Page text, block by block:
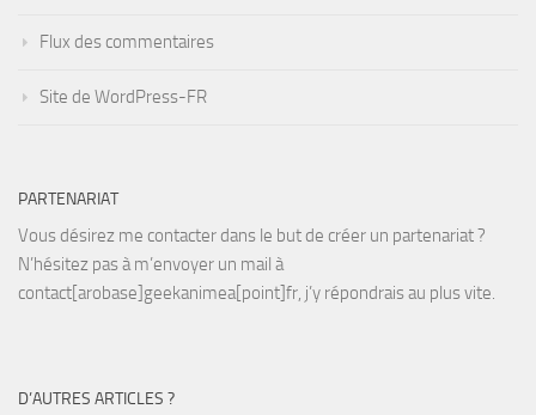
Flux des commentaires
Site de WordPress-FR
PARTENARIAT
Vous désirez me contacter dans le but de créer un partenariat ?
N’hésitez pas à m’envoyer un mail à
contact[arobase]geekanimea[point]fr, j’y répondrais au plus vite.
D’AUTRES ARTICLES ?